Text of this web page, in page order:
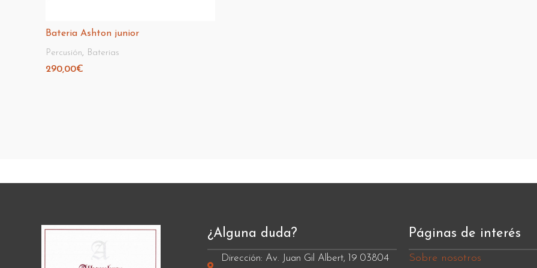
Bateria Ashton junior
Percusión, Baterias
290,00€
¿Alguna duda?
Dirección: Av. Juan Gil Albert, 19 03804
Páginas de interés
Sobre nosotros